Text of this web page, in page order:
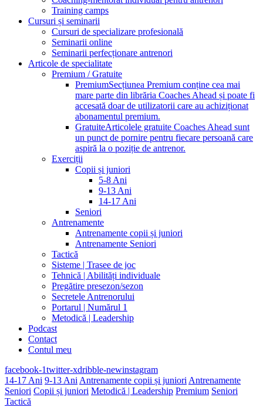
Training camps
Cursuri și seminarii
Cursuri de specializare profesională
Seminarii online
Seminarii perfecționare antrenori
Articole de specialitate
Premium / Gratuite
PremiumSecțiunea Premium conține cea mai
mare parte din librăria Coaches Ahead și poate fi
accesată doar de utilizatorii care au achiziționat
abonamentul premium.
GratuiteArticolele gratuite Coaches Ahead sunt
un punct de pornire pentru fiecare persoană care
aspiră la o poziție de antrenor.
Exerciții
Copii și juniori
5-8 Ani
9-13 Ani
14-17 Ani
Seniori
Antrenamente
Antrenamente copii și juniori
Antrenamente Seniori
Tactică
Sisteme | Trasee de joc
Tehnică | Abilități individuale
Pregătire presezon/sezon
Secretele Antrenorului
Portarul | Numărul 1
Metodică | Leadership
Podcast
Contact
Contul meu
facebook-1twitter-xdribble-newinstagram
14-17 Ani 9-13 Ani Antrenamente copii și juniori Antrenamente
Seniori Copii și juniori Metodică | Leadership Premium Seniori
Tactică